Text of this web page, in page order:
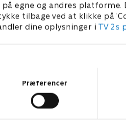
egne og andres platforme.
tilbage ved at klikke på
dine oplysninger i TV 2s
Præferencer
Star Wars: Visions Presents
Serier • 1 sæsoner